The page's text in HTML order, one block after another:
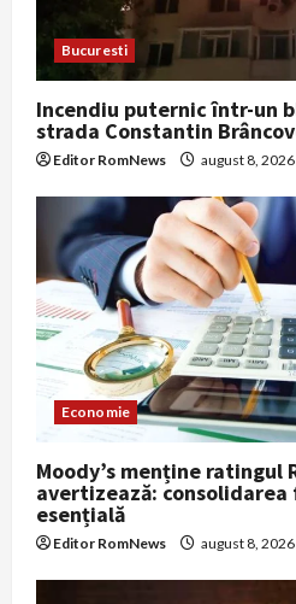
Bucuresti
Incendiu puternic într-un
strada Constantin
Editor RomNews august 8, 2026
Economie
Moody’s menține ratingul
avertizează: consolidarea
esențială
Editor RomNews august 8, 2026